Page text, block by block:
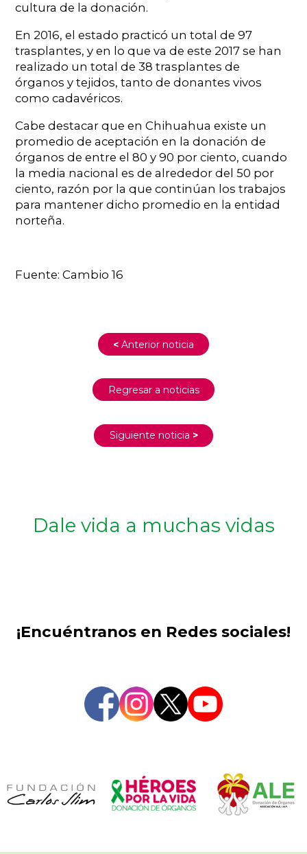
cultura de la donación.
En 2016, el estado practicó un total de 97
trasplantes, y en lo que va de este 2017 se han
realizado un total de 38 trasplantes de
órganos y tejidos, tanto de donantes vivos
como cadavéricos.
Cabe destacar que en Chihuahua existe un
promedio de aceptación en la donación de
órganos de entre el 80 y 90 por ciento, cuando
la media nacional es de alrededor del 50 por
ciento, razón por la que continúan los trabajos
para mantener dicho promedio en la entidad
norteña.
Fuente: Cambio 16
< Anterior noticia
Regresar a noticias
Siguiente noticia >
Dale vida a muchas vidas
¡Encuéntranos en Redes sociales!